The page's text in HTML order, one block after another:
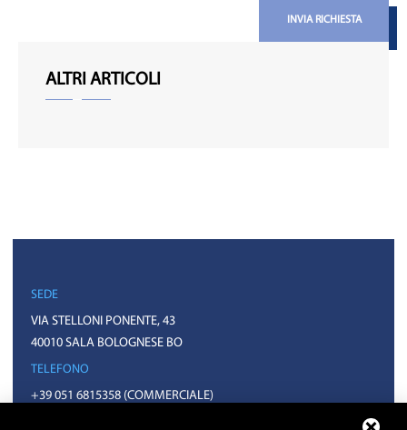
INVIA RICHIESTA
ALTRI ARTICOLI
SEDE
VIA STELLONI PONENTE, 43
40010 SALA BOLOGNESE BO
TELEFONO
+39 051 6815358 (COMMERCIALE)